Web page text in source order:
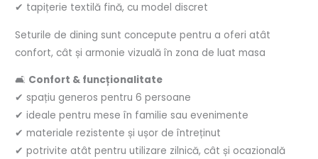
✔ tapițerie textilă fină, cu model discret
Seturile de dining sunt concepute pentru a oferi atât
confort, cât și armonie vizuală în zona de luat masa
🛋️ Confort & funcționalitate
✔ spațiu generos pentru 6 persoane
✔ ideale pentru mese în familie sau evenimente
✔ materiale rezistente și ușor de întreținut
✔ potrivite atât pentru utilizare zilnică, cât și ocazională